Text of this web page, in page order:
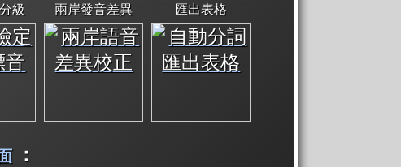
級 兩岸發音差異 匯出表格
：